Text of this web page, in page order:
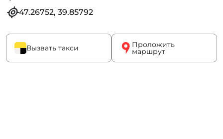
47.26752, 39.85792
Вызвать такси Проложить
маршрут